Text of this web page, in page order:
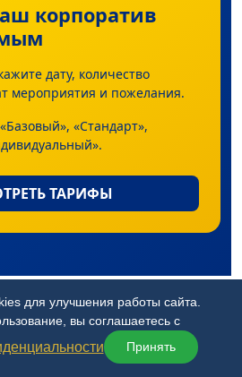
корпоратив
дату, количество
мероприятия и пожелания.
«Стандарт»,
ТАРИФЫ
для улучшения работы сайта.
вы соглашаетесь с
Принять